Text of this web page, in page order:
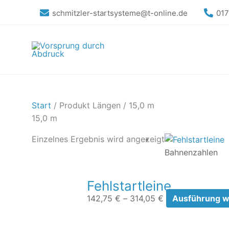
schmitzler-startsysteme@t-online.de
Start / Produkt Längen / 15,0 m
15,0 m
Einzelnes Ergebnis wird angezeigt
Bahnenzahlen
Fehlstartleine
142,75 € – 314,05 €
Preisspanne:
142,75 €
Ausführung